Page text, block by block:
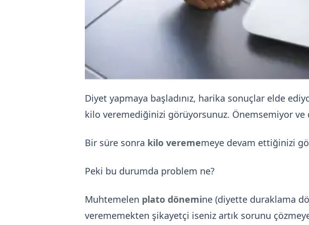
Diyet yapmaya başladınız, harika sonuçlar elde
kilo veremediğinizi görüyorsunuz. Önemsemiyor ve
Bir süre sonra kilo verememeye devam ettiğinizi
Peki bu durumda problem ne?
Muhtemelen plato dönemine (diyette duraklama
verememekten şikayetçi iseniz artık sorunu çözmeye